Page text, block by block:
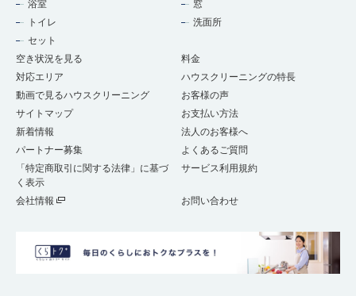
浴室
窓
トイレ
洗面所
セット
空き状況を見る
料金
対応エリア
ハウスクリーニングの特長
動画で見るハウスクリーニング
お客様の声
サイトマップ
お支払い方法
新着情報
法人のお客様へ
パートナー募集
よくあるご質問
「特定商取引に関する法律」に基づ
く表示
サービス利用規約
会社情報 お問い合わせ